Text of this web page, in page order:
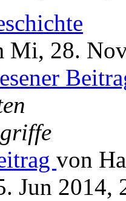
Mi, 28.
von
Jun 2014,